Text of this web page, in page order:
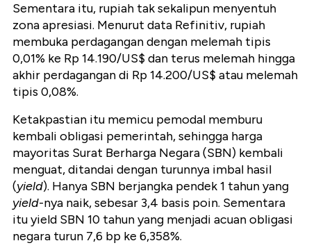
Sementara itu, rupiah tak sekalipun menyentuh
zona apresiasi. Menurut data Refinitiv, rupiah
membuka perdagangan dengan melemah tipis
0,01% ke Rp 14.190/US$ dan terus melemah hingga
akhir perdagangan di Rp 14.200/US$ atau melemah
tipis 0,08%.
Ketakpastian itu memicu pemodal memburu
kembali obligasi pemerintah, sehingga harga
mayoritas Surat Berharga Negara (SBN) kembali
menguat, ditandai dengan turunnya imbal hasil
(yield). Hanya SBN berjangka pendek 1 tahun yang
yield-nya naik, sebesar 3,4 basis poin. Sementara
itu yield SBN 10 tahun yang menjadi acuan obligasi
negara turun 7,6 bp ke 6,358%.